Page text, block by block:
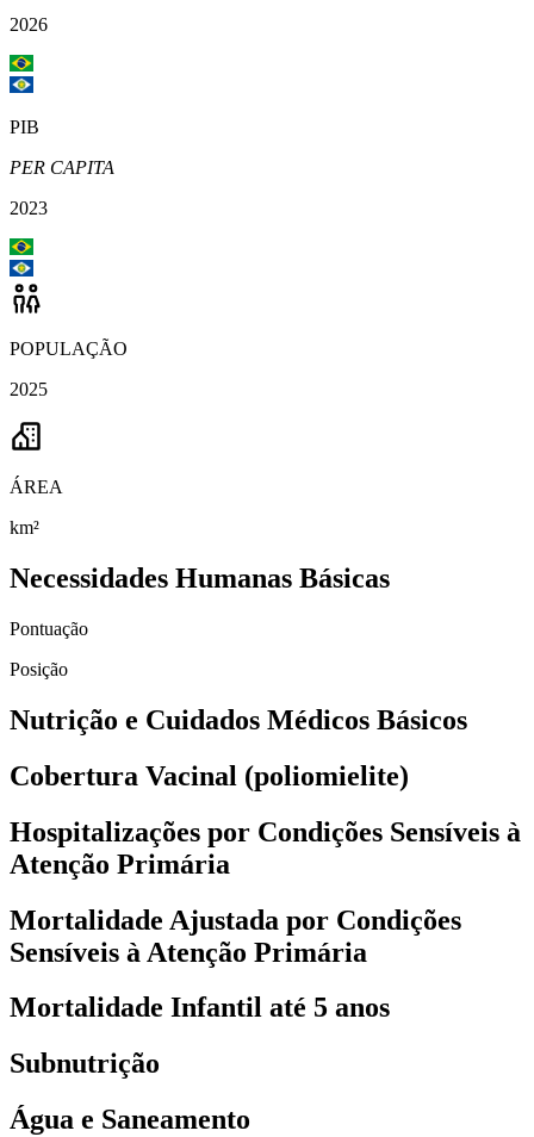
2026
PIB
PER CAPITA
2023
POPULAÇÃO
2025
ÁREA
km²
Necessidades Humanas Básicas
Pontuação
Posição
Nutrição e Cuidados Médicos Básicos
Cobertura Vacinal (poliomielite)
Hospitalizações por Condições Sensíveis à
Atenção Primária
Mortalidade Ajustada por Condições
Sensíveis à Atenção Primária
Mortalidade Infantil até 5 anos
Subnutrição
Água e Saneamento